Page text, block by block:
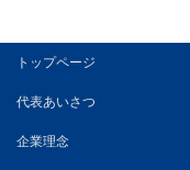
トップページ
代表あいさつ
企業理念